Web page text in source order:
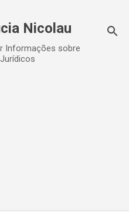
Nicolau
Informações sobre